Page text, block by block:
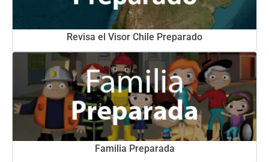
Revisa el Visor Chile Preparado
Familia Preparada